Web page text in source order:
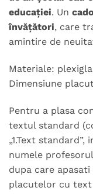
educației. Un
învățători, care
amintire de
Materiale:
Dimensiune
Pentru a plasa
textul standard
„1.Text
numele
dupa care apasati
placutelor cu text